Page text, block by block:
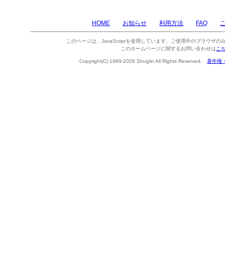
HOME お知らせ 利用方法 FAQ
このページは、JavaScriptを使用しています。ご使用中のブラウザの
このホームページに関するお問い合わせは こ
Copyright(C) 1999-2026 Shugiin All Rights Reserved. 著作権